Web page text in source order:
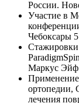
России.
Участие в
Чебоксары 5
Стажировки
Маркус
Применение
ортопедии,
лечения